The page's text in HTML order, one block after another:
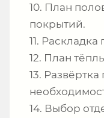
10. План
покрытий.
11. Раскладка
12. План
13.
14. Выбор